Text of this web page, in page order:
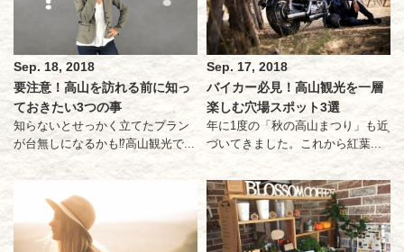
Sep. 18, 2018
要注意！高山を訪れる前に知っ
ておきたい3つの事
知らないとせっかく立てたプラン
が台無しになるかも⁉高山観光で...
Sep. 17, 2018
バイカー必見！高山観光を一層
楽しむ穴場スポット3選
年に1度の「秋の高山まつり」も近
づいてきました。これから紅葉...